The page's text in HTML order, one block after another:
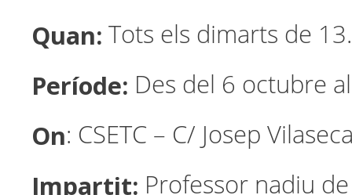
Quan: Tots els dimarts de
Període: Des del 6 octubre
On: CSETC – C/ Josep
Impartit: Professor nadiu